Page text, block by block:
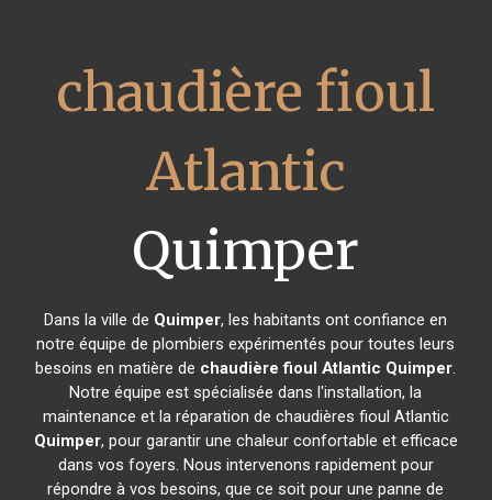
chaudière fioul
Atlantic
Quimper
Dans la ville de Quimper, les habitants ont confiance en
notre équipe de plombiers expérimentés pour toutes leurs
besoins en matière de chaudière fioul Atlantic Quimper.
Notre équipe est spécialisée dans l'installation, la
maintenance et la réparation de chaudières fioul Atlantic
Quimper, pour garantir une chaleur confortable et efficace
dans vos foyers. Nous intervenons rapidement pour
répondre à vos besoins, que ce soit pour une panne de